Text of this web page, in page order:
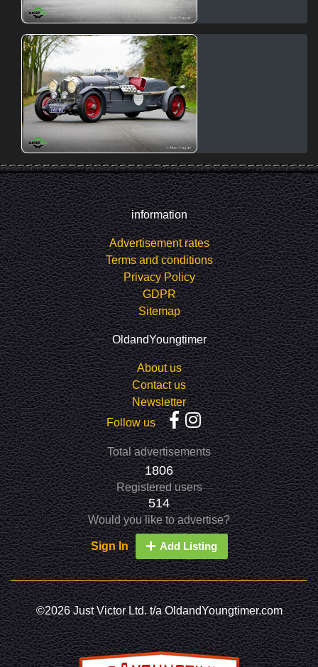
information
Advertisement rates
Terms and conditions
Privacy Policy
GDPR
Sitemap
OldandYoungtimer
About us
Contact us
Newsletter
Follow us
Total advertisements
1806
Registered users
514
Would you like to advertise?
Sign In Add Listing
©2026 Just Victor Ltd. t/a OldandYoungtimer.com